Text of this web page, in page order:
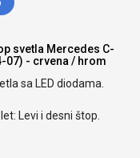
svetla Mercedes C-
07) - crvena / hrom
sa LED diodama.
Levi i desni štop.